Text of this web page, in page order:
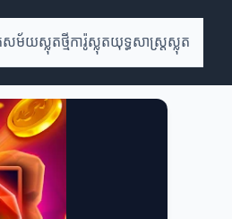
សម័យស្លុតថ្មីការ៉ូស្លុតយុទ្ធសាស្ត្រស្លុត